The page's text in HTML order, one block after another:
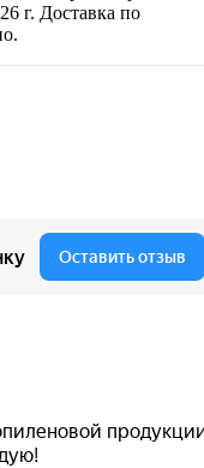
г. Доставка по